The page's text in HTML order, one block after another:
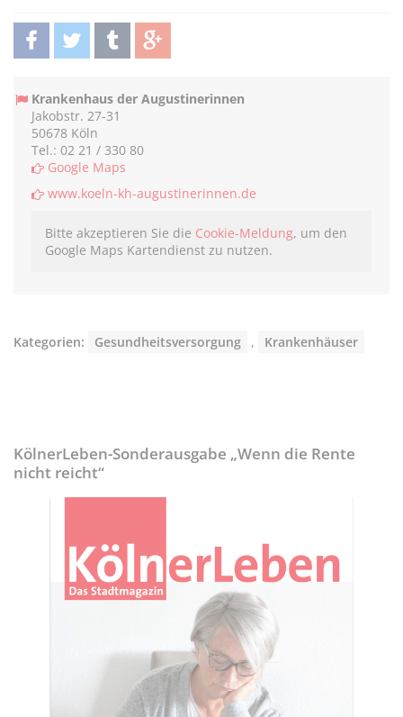
Krankenhaus der Augustinerinnen
Jakobstr. 27-31
50678 Köln
Tel.: 02 21 / 330 80
Google Maps
www.koeln-kh-augustinerinnen.de
Bitte akzeptieren Sie die Cookie-Meldung, um den
Google Maps Kartendienst zu nutzen.
Kategorien: Gesundheitsversorgung , Krankenhäuser
KölnerLeben-Sonderausgabe „Wenn die Rente
nicht reicht“